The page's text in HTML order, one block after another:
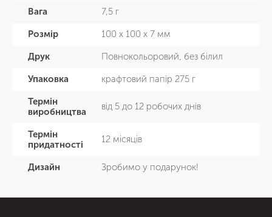
Вага 7,5 г
Розмір 100 х 100 х 7 мм
Друк Повнокольоровий, без білил
Упаковка крафтовий папір 275 г
Термін
виробництва
від 5 до 12 робочих днів
Термін
придатності
12 місяців
Дизайн Зробимо у подарунок!